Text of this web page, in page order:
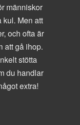
människor
kul. Men att
och ofta är
att gå ihop.
stötta
du handlar
extra!